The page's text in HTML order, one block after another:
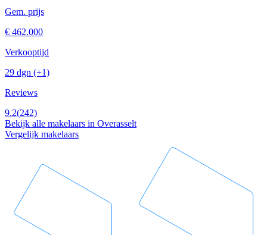
Gem. prijs
€ 462.000
Verkooptijd
29 dgn (+1)
Reviews
9.2(242)
Bekijk alle makelaars in Overasselt
Vergelijk makelaars